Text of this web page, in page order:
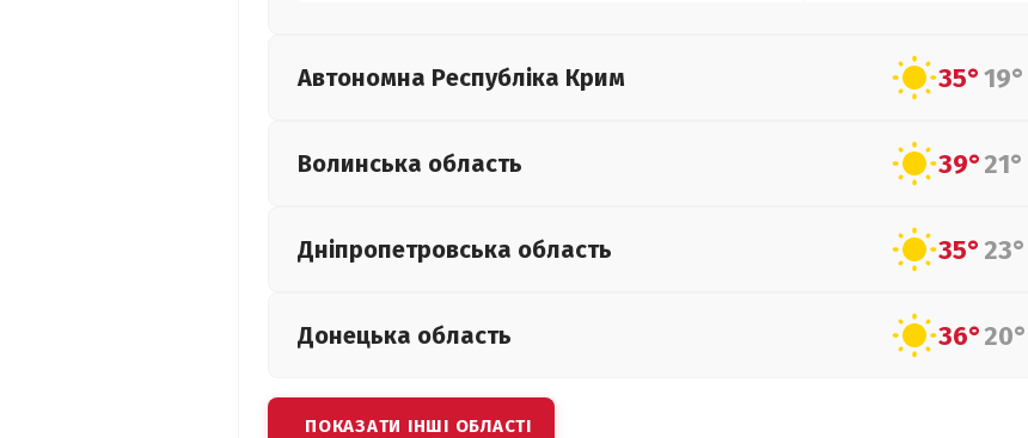
Автономна Республіка Крим 35°19°
Волинська область 39°21°
Дніпропетровська область 35°23°
Донецька область 36°20°
ПОКАЗАТИ ІНШІ ОБЛАСТІ